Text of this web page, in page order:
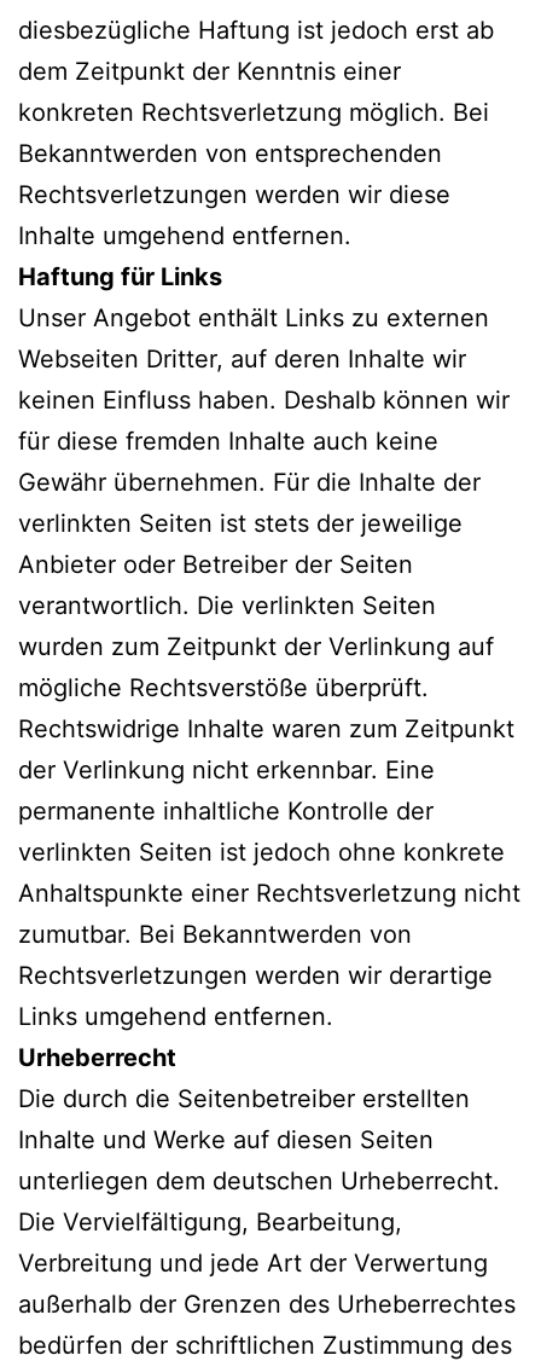
diesbezügliche Haftung ist jedoch erst ab
dem Zeitpunkt der Kenntnis einer
konkreten Rechtsverletzung möglich. Bei
Bekanntwerden von entsprechenden
Rechtsverletzungen werden wir diese
Inhalte umgehend entfernen.
Haftung für Links
Unser Angebot enthält Links zu externen
Webseiten Dritter, auf deren Inhalte wir
keinen Einfluss haben. Deshalb können wir
für diese fremden Inhalte auch keine
Gewähr übernehmen. Für die Inhalte der
verlinkten Seiten ist stets der jeweilige
Anbieter oder Betreiber der Seiten
verantwortlich. Die verlinkten Seiten
wurden zum Zeitpunkt der Verlinkung auf
mögliche Rechtsverstöße überprüft.
Rechtswidrige Inhalte waren zum Zeitpunkt
der Verlinkung nicht erkennbar. Eine
permanente inhaltliche Kontrolle der
verlinkten Seiten ist jedoch ohne konkrete
Anhaltspunkte einer Rechtsverletzung nicht
zumutbar. Bei Bekanntwerden von
Rechtsverletzungen werden wir derartige
Links umgehend entfernen.
Urheberrecht
Die durch die Seitenbetreiber erstellten
Inhalte und Werke auf diesen Seiten
unterliegen dem deutschen Urheberrecht.
Die Vervielfältigung, Bearbeitung,
Verbreitung und jede Art der Verwertung
außerhalb der Grenzen des Urheberrechtes
bedürfen der schriftlichen Zustimmung des